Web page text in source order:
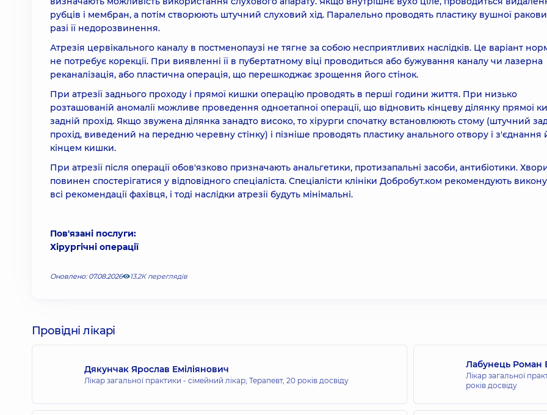
рубців і мембран, а потім створюють штучний слуховий хід. Паралельно проводять пластику вушної
разі її недорозвинення.
Атрезія цервікального каналу в постменопаузі не тягне за собою несприятливих наслідків. Це варіант
не потребує корекції. При виявленні її в пубертатному віці проводиться або бужування каналу чи лазерна
реканалізація, або пластична операція, що перешкоджає зрощення його стінок.
При атрезії заднього проходу і прямої кишки операцію проводять в перші години життя. При низько
розташованій аномалії можливе проведення одноетапної операції, що відновить кінцеву ділянку прямої
задній прохід. Якщо звужена ділянка занадто високо, то хірурги спочатку встановлюють стому (штучний
прохід, виведений на передню черевну стінку) і пізніше проводять пластику анального отвору і з'єднання
кінцем кишки.
При атрезії після операції обов'язково призначають анальгетики, протизапальні засоби, антибіотики.
повинен спостерігатися у відповідного спеціаліста. Спеціалісти клініки Добробут.ком рекомендують
всі рекомендації фахівця, і тоді наслідки атрезії будуть мінімальні.
Пов'язані послуги:
Хірургічні операції
Оновлено: 07.08.2026 13.2К переглядів
Провідні лікарі
Дякунчак Ярослав Еміліянович
Лікар загальної практики - сімейний лікар; Терапевт, 20 років досвіду
Лабунець Роман
Лікар загальної
років досвіду